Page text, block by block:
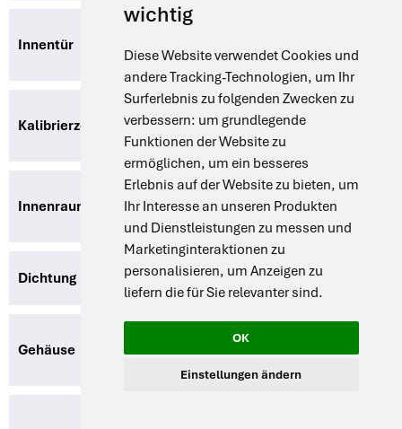
wichtig
Diese Website verwendet Cookies und
andere Tracking-Technologien, um Ihr
Surferlebnis zu folgenden Zwecken zu
verbessern: um grundlegende
Funktionen der Website zu
ermöglichen, um ein besseres
Erlebnis auf der Website zu bieten, um
Ihr Interesse an unseren Produkten
und Dienstleistungen zu messen und
Marketinginteraktionen zu
personalisieren, um Anzeigen zu
liefern die für Sie relevanter sind.
OK
Einstellungen ändern
Innentür
Sicherheitsglas
Kalibrierzertifikat
Kalibrierzertifikat bei +100 °C
(optional)
Innenraum
Leicht zu reinigender Innenraum aus
Edelstahl AISI 304 an allen Seiten
Dichtung Dichtung aus synthetischem Gummi
Gehäuse
Galvanisierter Stahl mit
elektrostatischer Pulverbeschichtung